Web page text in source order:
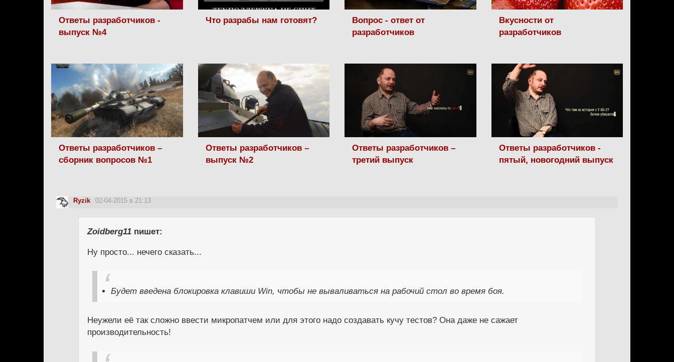
Ответы разработчиков -
выпуск №4
Что разрабы нам готовят?
Вопрос - ответ от
разработчиков
Вкусности от
разработчиков
Ответы разработчиков –
сборник вопросов №1
Ответы разработчиков –
выпуск №2
Ответы разработчиков –
третий выпуск
Ответы разработчиков -
пятый, новогодний выпуск
Ryzik 02-04-2015 в 21:13
Zoidberg11 пишет:
Ну просто... нечего сказать...
Будет введена блокировка клавиши Win, чтобы не вываливаться на рабочий стол во время боя.
Неужели её так сложно ввести микропатчем или для этого надо создавать кучу тестов? Она даже не сажает
производительность!